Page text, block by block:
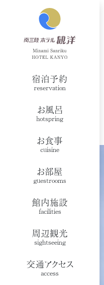
宿泊予約
reservation
お風呂
hotspring
お食事
cuisine
お部屋
guestrooms
館内施設
facilities
周辺観光
sightseeing
交通アクセス
access